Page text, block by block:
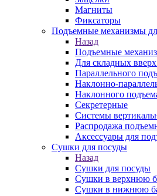
Магниты
Фиксаторы
Подъемные механизмы
Назад
Подъемные
Для складных
Параллельного
Наклонно-
Наклонного
Секретерные
Системы
Распродажа
Аксессуары для
Сушки для посуды
Назад
Сушки для посуды
Сушки в верхнюю
Сушки в нижнюю